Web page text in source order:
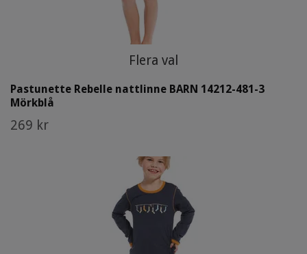
Flera val
Pastunette Rebelle nattlinne BARN 14212-481-3
Mörkblå
269 kr